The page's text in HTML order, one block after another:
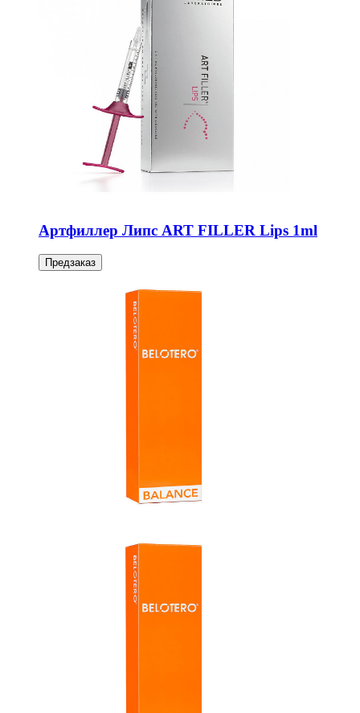
Артфиллер Липс ART FILLER Lips 1ml
Предзаказ